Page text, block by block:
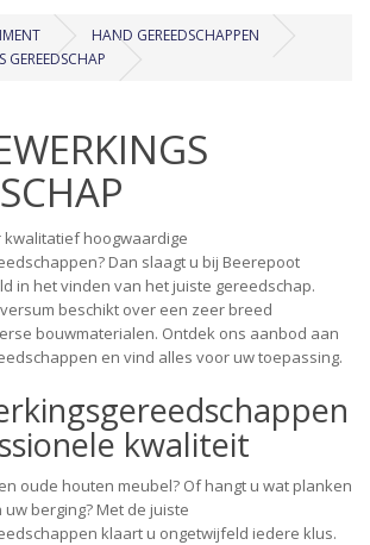
HAND GEREEDSCHAPPEN
GEREEDSCHAP
kwalitatief hoogwaardige
Dan slaagt u bij Beerepoot
in het vinden van het juiste gereedschap.
beschikt over een zeer breed
bouwmaterialen. Ontdek ons aanbod aan
en vind alles voor uw toepassing.
kwaliteit
oude houten meubel? Of hangt u wat planken
berging? Met de juiste
klaart u ongetwijfeld iedere klus.